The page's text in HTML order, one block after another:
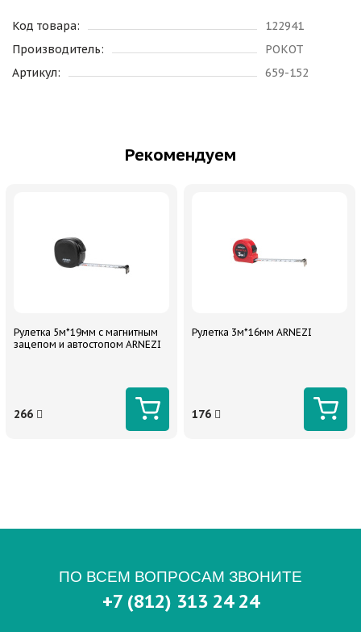
Код товара:
122941
Производитель:
РОКОТ
Артикул:
659-152
Рекомендуем
Рулетка 5м*19мм с магнитным
зацепом и автостопом ARNEZI
266
Рулетка 3м*16мм ARNEZI
176
ПО ВСЕМ ВОПРОСАМ ЗВОНИТЕ
+7 (812) 313 24 24